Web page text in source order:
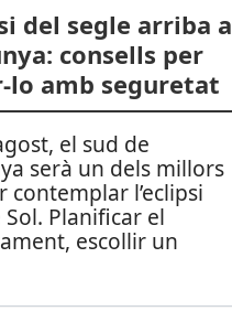
del segle arriba a
consells per
lo amb seguretat
el sud de
serà un dels millors
contemplar l’eclipsi
Planificar el
escollir un